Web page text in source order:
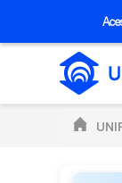
Pular para o